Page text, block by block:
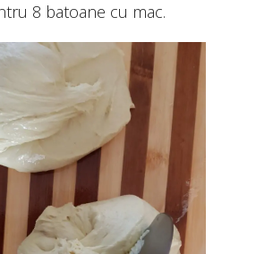
8 batoane cu mac.